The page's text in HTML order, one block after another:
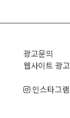
광고문의
웹사이트 광고
인스타그램